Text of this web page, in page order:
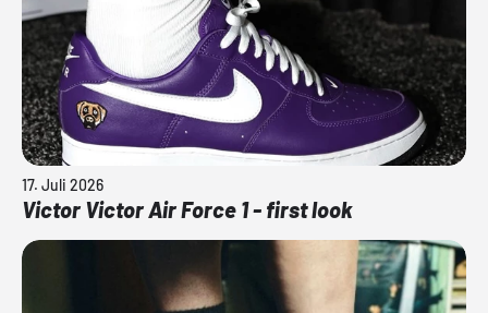
17. Juli 2026
Victor Victor Air Force 1 - first look